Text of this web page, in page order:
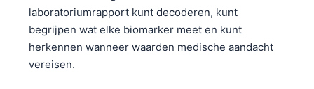
laboratoriumrapport kunt decoderen, kunt
begrijpen wat elke biomarker meet en kunt
herkennen wanneer waarden medische aandacht
vereisen.